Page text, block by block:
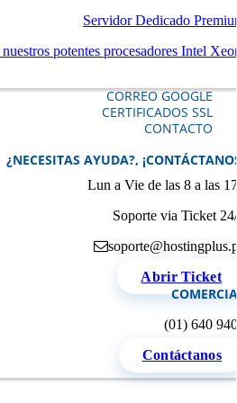
Servidor Dedicado
potentes procesadores Intel
CORREO GOOGLE
CERTIFICADOS SSL
CONTACTO
¿NECESITAS AYUDA?,
Lun a Vie de las 8 a las
Soporte via Ticket
Abrir Ticket
(01) 640
Contáctanos